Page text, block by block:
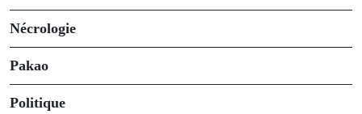
Nécrologie
Pakao
Politique